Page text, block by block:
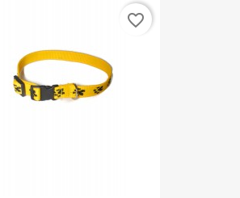
favorite_border